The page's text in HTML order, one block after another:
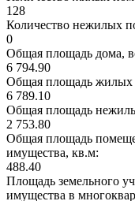
128
Количество нежилых
0
Общая площадь дома,
6 794.90
Общая площадь
6 789.10
Общая площадь
2 753.80
Общая площадь
имущества, кв.м:
488.40
Площадь земельного
имущества в